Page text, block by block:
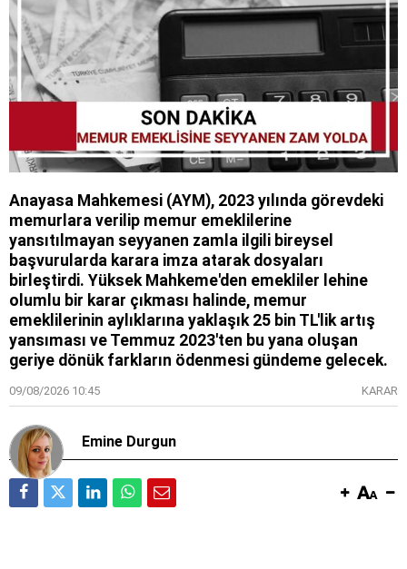
Anayasa Mahkemesi (AYM), 2023 yılında görevdeki
memurlara verilip memur emeklilerine
yansıtılmayan seyyanen zamla ilgili bireysel
başvurularda karara imza atarak dosyaları
birleştirdi. Yüksek Mahkeme'den emekliler lehine
olumlu bir karar çıkması halinde, memur
emeklilerinin aylıklarına yaklaşık 25 bin TL'lik artış
yansıması ve Temmuz 2023'ten bu yana oluşan
geriye dönük farkların ödenmesi gündeme gelecek.
09/08/2026 10:45 KARAR
Emine Durgun